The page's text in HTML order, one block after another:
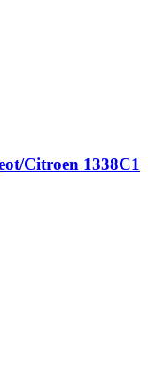
Citroen 1338C1